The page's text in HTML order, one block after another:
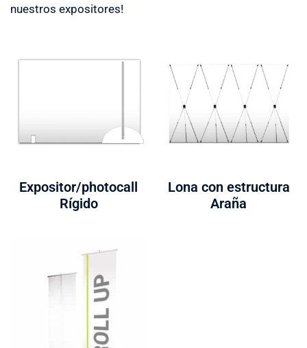
nuestros expositores!
Expositor/photocall
Rígido
Lona con estructura
Araña